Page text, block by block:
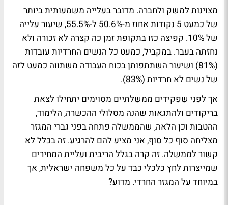
מצוינות למשק ולחברה. מדובר בעלייה משמעותית ביותר
של כמעט 5 נקודות אחוז מ-50.6% ל-55.5%, שיעור עלייה
של 10%. קפיצה כזו בתקופת זמן כה קצרה לא זכורה ולא
נחזתה בעבר. במקביל, כמעט כל הנשים החרדיות עובדות
(81%) ושיעור השתתפותן בכוח העבודה משתווה כמעט לזה
של נשים לא חרדיות (83%).
אך לפני שפקידים ממשלתיים מסוימים יתחילו לצאת
בריקודים ולהתגאות שהנה מסלולי ההכשרה, הלימוד,
ההטבות וכן הלאה, שהממשלה פתחה בפני גברי המגזר
מצליחה סוף כל סוף, אני מציע להם להרגיע. זה בכלל לא
קשור לממשלה. זה קרה בגלל הריבית ועליית המחירים
שמייצרות לחץ כלכלי כבד על כל משפחה ישראלית, אך
במיוחד על המגזר החרדי. מדוע?